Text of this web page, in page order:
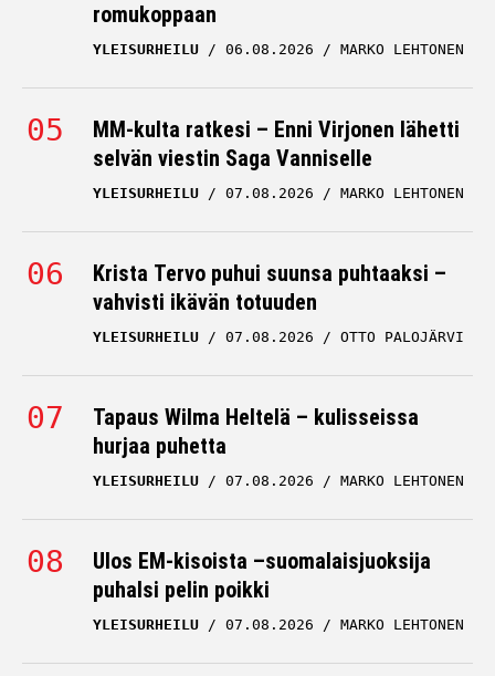
romukoppaan
YLEISURHEILU 06.08.2026 MARKO LEHTONEN
MM-kulta ratkesi – Enni Virjonen lähetti
selvän viestin Saga Vanniselle
YLEISURHEILU 07.08.2026 MARKO LEHTONEN
Krista Tervo puhui suunsa puhtaaksi –
vahvisti ikävän totuuden
YLEISURHEILU 07.08.2026 OTTO PALOJÄRVI
Tapaus Wilma Heltelä – kulisseissa
hurjaa puhetta
YLEISURHEILU 07.08.2026 MARKO LEHTONEN
Ulos EM-kisoista –suomalaisjuoksija
puhalsi pelin poikki
YLEISURHEILU 07.08.2026 MARKO LEHTONEN